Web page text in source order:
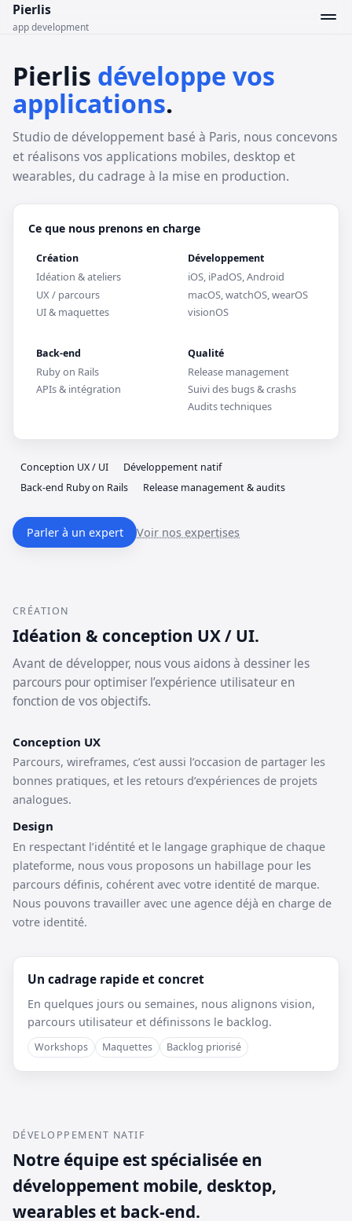
Pierlis
app development
Pierlis développe vos
applications.
Studio de développement basé à Paris, nous concevons
et réalisons vos applications mobiles, desktop et
wearables, du cadrage à la mise en production.
Ce que nous prenons en charge
Création
Idéation & ateliers
UX / parcours
UI & maquettes
Développement
iOS, iPadOS, Android
macOS, watchOS, wearOS
visionOS
Back-end
Ruby on Rails
APIs & intégration
Qualité
Release management
Suivi des bugs & crashs
Audits techniques
Conception UX / UI
Développement natif
Back-end Ruby on Rails
Release management & audits
Parler à un expert Voir nos expertises
CRÉATION
Idéation & conception UX / UI.
Avant de développer, nous vous aidons à dessiner les
parcours pour optimiser l’expérience utilisateur en
fonction de vos objectifs.
Conception UX
Parcours, wireframes, c’est aussi l’occasion de partager les
bonnes pratiques, et les retours d’expériences de projets
analogues.
Design
En respectant l’idéntité et le langage graphique de chaque
plateforme, nous vous proposons un habillage pour les
parcours définis, cohérent avec votre identité de marque.
Nous pouvons travailler avec une agence déjà en charge de
votre identité.
Un cadrage rapide et concret
En quelques jours ou semaines, nous alignons vision,
parcours utilisateur et définissons le backlog.
Workshops Maquettes Backlog priorisé
DÉVELOPPEMENT NATIF
Notre équipe est spécialisée en
développement mobile, desktop,
wearables et back-end.